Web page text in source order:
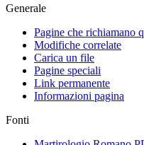
Generale
Pagine che richiamano
Modifiche correlate
Carica un file
Pagine speciali
Link permanente
Informazioni pagina
Fonti